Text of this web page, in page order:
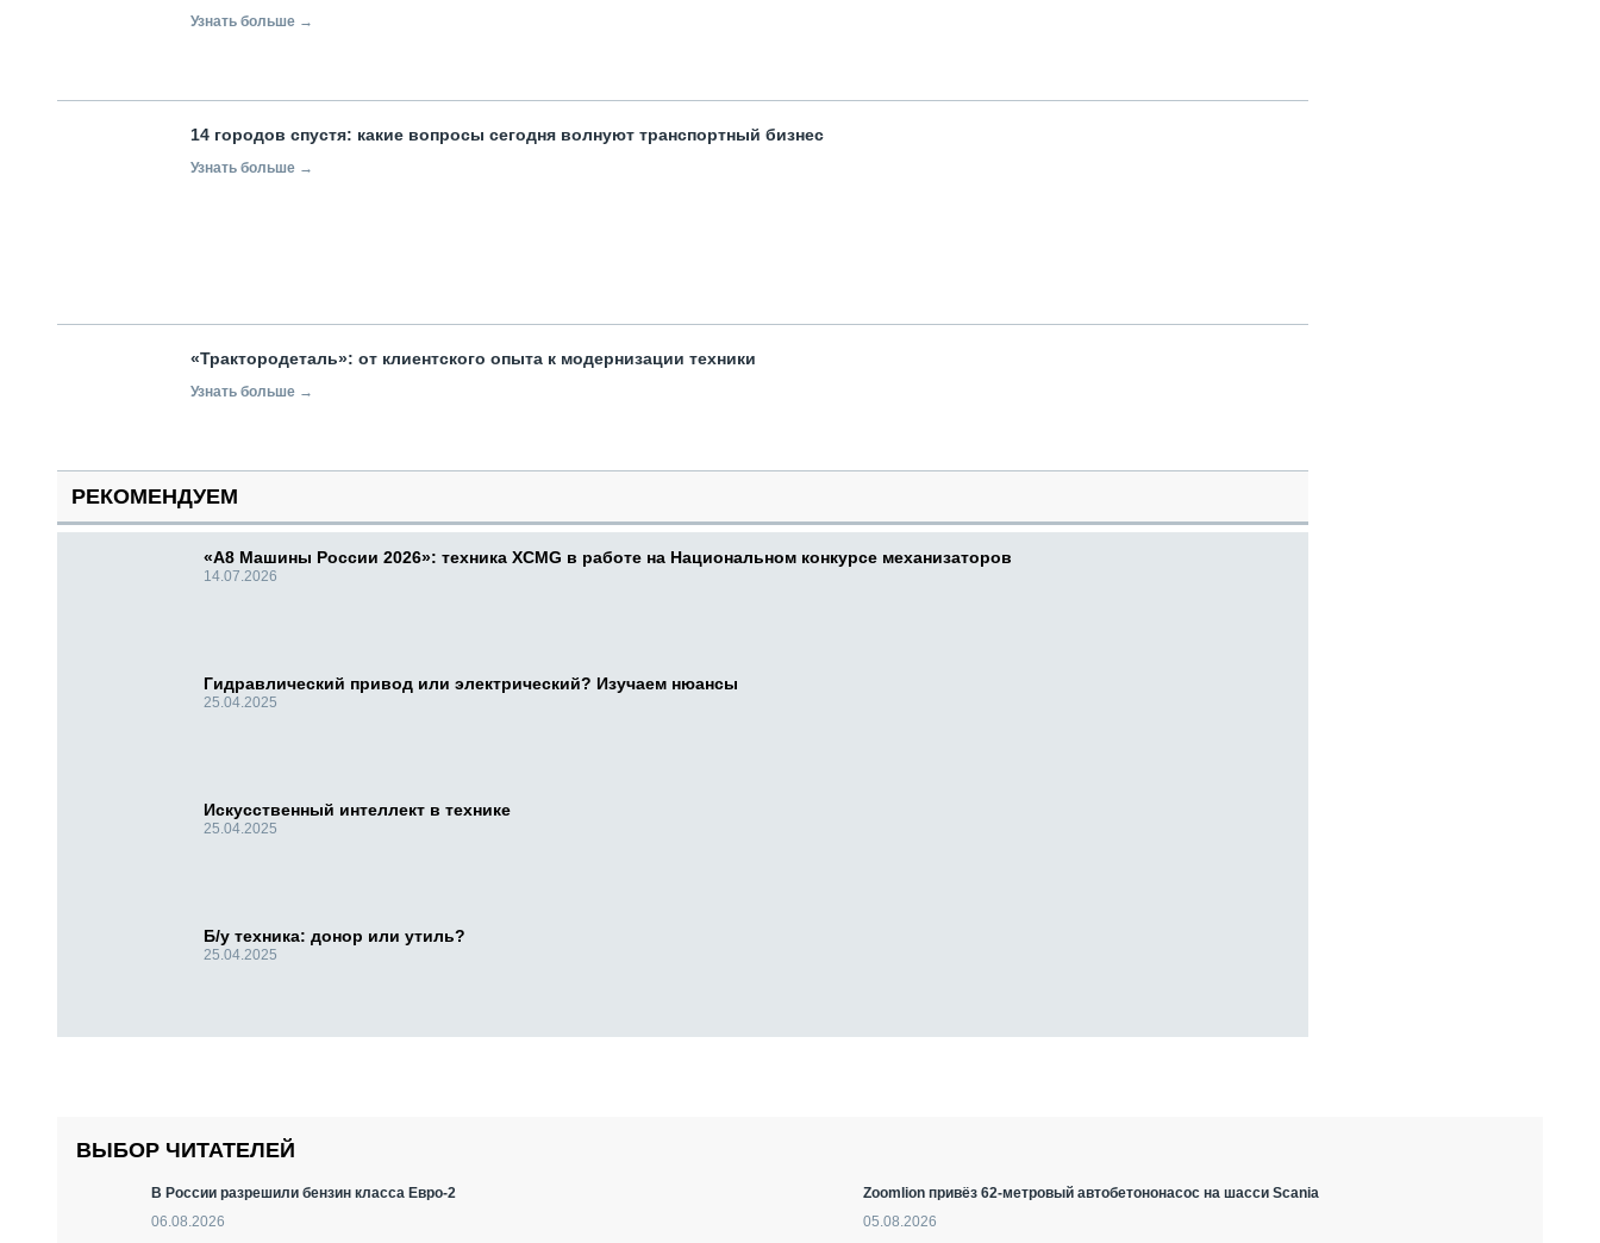
Узнать больше →
14 городов спустя: какие вопросы сегодня волнуют транспортный бизнес
Узнать больше →
«Трактородеталь»: от клиентского опыта к модернизации техники
Узнать больше →
РЕКОМЕНДУЕМ
«А8 Машины России 2026»: техника XCMG в работе на Национальном конкурсе механизаторов
14.07.2026
Гидравлический привод или электрический? Изучаем нюансы
25.04.2025
Искусственный интеллект в технике
25.04.2025
Б/у техника: донор или утиль?
25.04.2025
ВЫБОР ЧИТАТЕЛЕЙ
В России разрешили бензин класса Евро-2
06.08.2026
Zoomlion привёз 62-метровый автобетононасос на шасси Scania
05.08.2026